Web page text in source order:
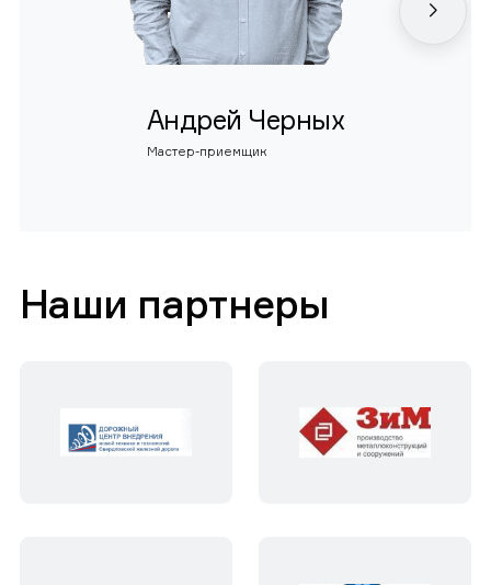
Андрей Черных
Мастер-приемщик
Наши партнеры